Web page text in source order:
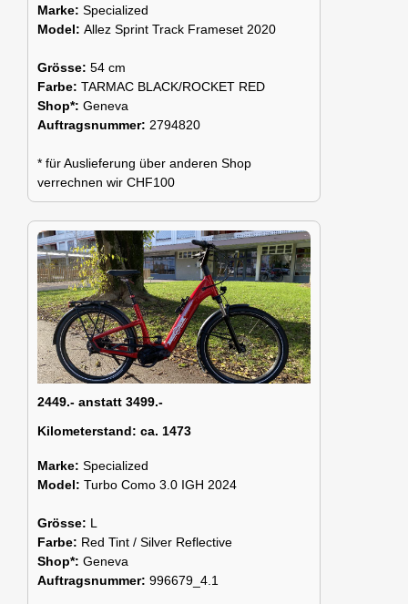
Marke: Specialized
Model: Allez Sprint Track Frameset 2020
Grösse: 54 cm
Farbe: TARMAC BLACK/ROCKET RED
Shop*: Geneva
Auftragsnummer: 2794820
* für Auslieferung über anderen Shop
verrechnen wir CHF100
2449.- anstatt 3499.-
Kilometerstand: ca. 1473
Marke: Specialized
Model: Turbo Como 3.0 IGH 2024
Grösse: L
Farbe: Red Tint / Silver Reflective
Shop*: Geneva
Auftragsnummer: 996679_4.1